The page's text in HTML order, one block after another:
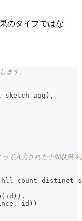
のタイプではな
す。
) ,
入力された中間状態を
( id ) ) ,
, id ) )